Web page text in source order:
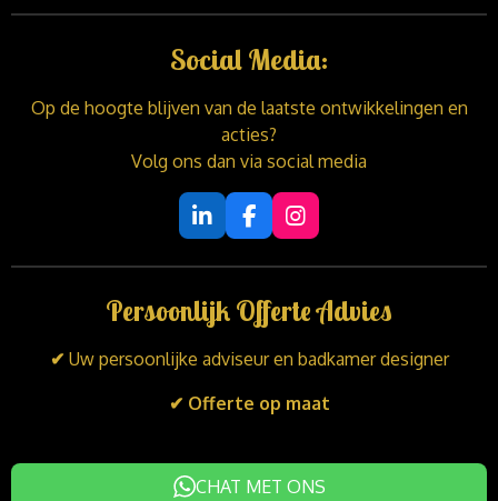
Social Media:
Op de hoogte blijven van de laatste ontwikkelingen en
acties?
Volg ons dan via social media
L
i
n
e
d
I
n
F
a
c
b
o
o
k
I
n
s
a
r
a
Persoonlijk Offerte Advies
✔ Uw persoonlijke adviseur en badkamer designer
✔ Offerte op maat
CHAT MET ONS